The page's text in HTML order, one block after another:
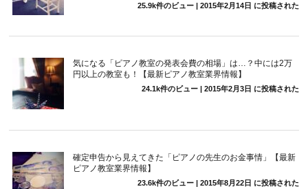
25.9k件のビュー| 2015年2月14日 に投稿された
気になる「ピアノ教室の発表会費の相場」は…？中には2万
円以上の教室も！【最新ピアノ教室業界情報】
24.1k件のビュー| 2015年2月3日 に投稿された
確定申告から見えてきた「ピアノの先生のお金事情」【最新
ピアノ教室業界情報】
23.6k件のビュー| 2015年8月22日 に投稿された